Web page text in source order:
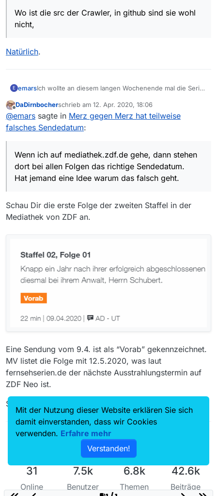
Wo ist die src der Crawler, in github sind sie wohl
nicht,
Natürlich.
E emarsIch wollte an diesem langen Wochenende mal die Serie
Normalerweise kann man ja an dem Titelnamen die
Staffel und Folgen erkennen. Bei Merz gegen Merz
geht das leider nicht. Also habe ich gedacht, die Folgen
Dabei habe ich leider festgestellt, das das Datum bei
einigen Folgen falsch ist. Ein Teil der Folgen ist
angeblich schon im April 2019 gesendet worden.
Laut MV wurden die Folgen 4 am 18. 4. 2019, 6 am 20.
bei allen Folgen das richtige Sendedatum.
Hat jemand eine Idee warum das falsch geht.
DaDirnbocherschrieb am 12. Apr. 2020, 18:06
zuletzt editiert von
@emars sagte in Merz gegen Merz hat teilweise
falsches Sendedatum:
Wenn ich auf mediathek.zdf.de gehe, dann stehen
dort bei allen Folgen das richtige Sendedatum.
Hat jemand eine Idee warum das falsch geht.
Schau Dir die erste Folge der zweiten Staffel in der
Mediathek von ZDF an.
Eine Sendung vom 9.4. ist als “Vorab” gekennzeichnet.
MV listet die Folge mit 12.5.2020, was laut
fernsehserien.de der nächste Ausstrahlungstermin auf
ZDF Neo ist.
Spricht dafür, dass ZDF da ein Datenwirrwarr hat.
31
Online
7.5k
Benutzer
6.8k
Themen
42.6k
Beiträge
Mit der Nutzung dieser Website erklären Sie sich
damit einverstanden, dass wir Cookies
verwenden. Erfahre mehr
Verstanden!